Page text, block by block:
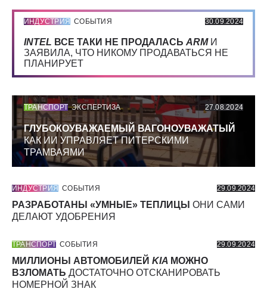
ИНДУСТРИЯ СОБЫТИЯ 30.09.2024
INTEL ВСЕ ТАКИ НЕ ПРОДАЛАСЬ ARMИ
ЗАЯВИЛА, ЧТО НИКОМУ ПРОДАВАТЬСЯ НЕ
ПЛАНИРУЕТ
ТРАНСПОРТ ЭКСПЕРТИЗА 27.08.2024
ГЛУБОКОУВАЖАЕМЫЙ ВАГОНОУВАЖАТЫЙ
КАК ИИ УПРАВЛЯЕТ ПИТЕРСКИМИ
ТРАМВАЯМИ
ИНДУСТРИЯ СОБЫТИЯ 29.09.2024
РАЗРАБОТАНЫ «УМНЫЕ» ТЕПЛИЦЫ ОНИ САМИ
ДЕЛАЮТ УДОБРЕНИЯ
ТРАНСПОРТ СОБЫТИЯ 29.09.2024
МИЛЛИОНЫ АВТОМОБИЛЕЙ KIA МОЖНО
ВЗЛОМАТЬ ДОСТАТОЧНО ОТСКАНИРОВАТЬ
НОМЕРНОЙ ЗНАК